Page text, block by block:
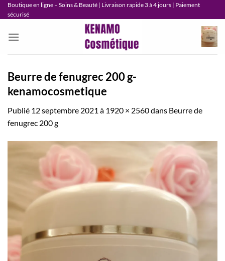
Passer
au
Boutique en ligne – Soins & Beauté | Livraison rapide 3 à 4 jours | Paiement
sécurisé
Beurre de fenugrec 200 g-
kenamocosmetique
Publié 12 septembre 2021 à 1920 × 2560dans Beurre de
fenugrec 200 g